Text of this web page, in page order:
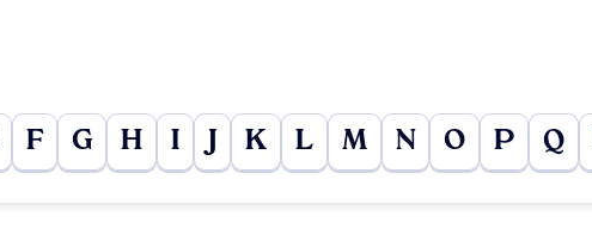
F G H I K L M N O P Q